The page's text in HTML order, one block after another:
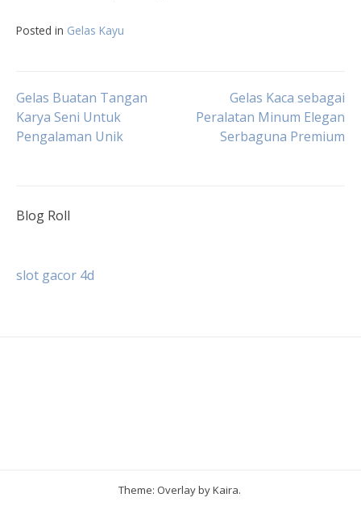
Posted in Gelas Kayu
Navigasi
pos
Gelas Buatan Tangan
Karya Seni Untuk
Pengalaman Unik
Gelas Kaca sebagai
Peralatan Minum Elegan
Serbaguna Premium
Blog Roll
slot gacor 4d
Theme: Overlay byKaira.